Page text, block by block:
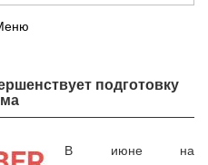
подготовку
В июне на